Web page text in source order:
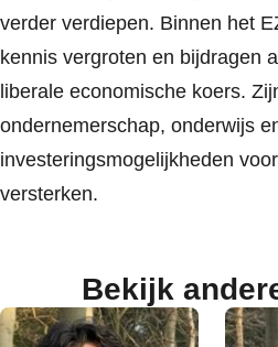
verder verdiepen. Binnen het
kennis vergroten en bijdragen
liberale economische koers.
ondernemerschap, onderwijs
investeringsmogelijkheden
versterken.
Bekijk